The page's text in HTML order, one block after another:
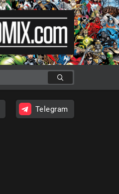
Telegram